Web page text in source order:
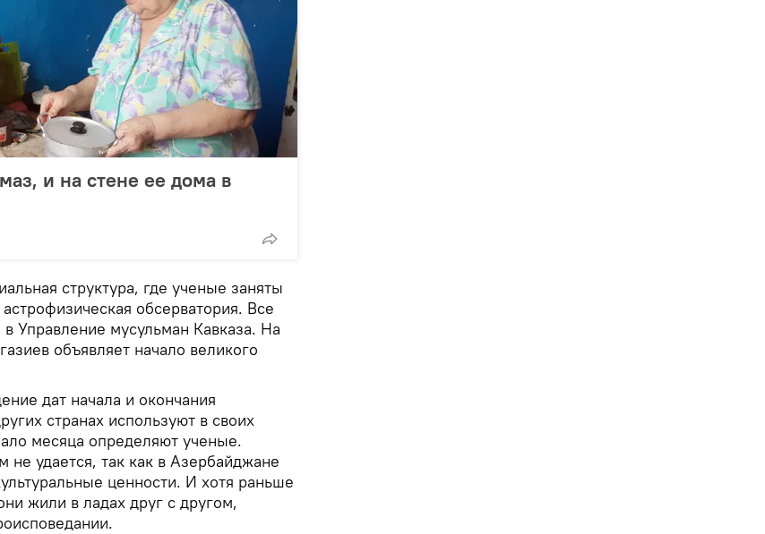
и на стене ее дома в
структура, где ученые заняты
обсерватория. Все
Управление мусульман Кавказа. На
объявляет начало великого
дат начала и окончания
странах используют в своих
месяца определяют ученые.
не удается, так как в Азербайджане
ценности. И хотя раньше
жили в ладах друг с другом,